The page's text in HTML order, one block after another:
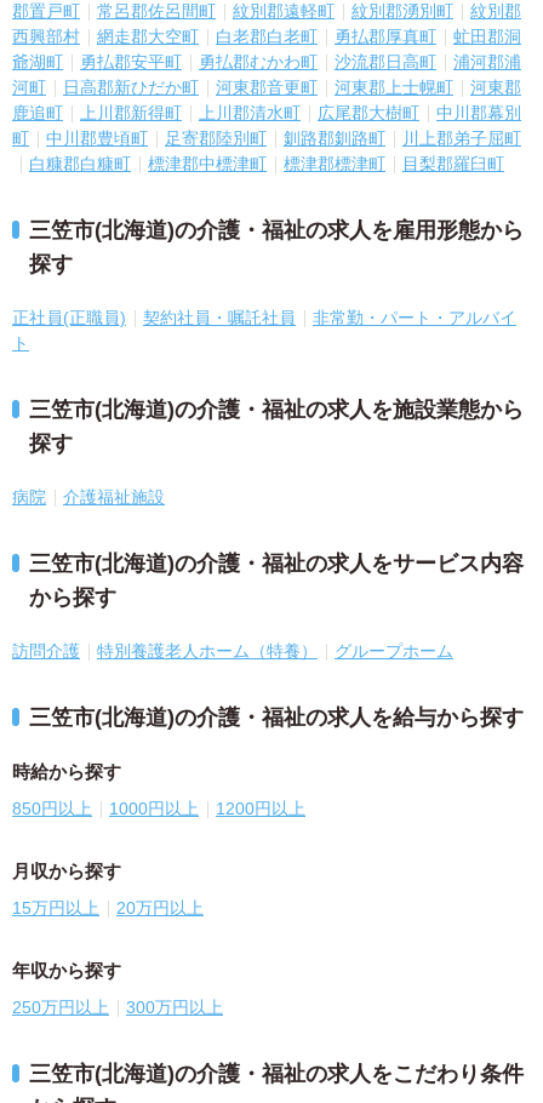
郡置戸町
常呂郡佐呂間町 紋別郡遠軽町 紋別郡湧別町
紋別郡
西興部村
網走郡大空町 白老郡白老町 勇払郡厚真町
虻田郡洞
爺湖町
勇払郡安平町 勇払郡むかわ町 沙流郡日高町
浦河郡浦
河町
日高郡新ひだか町 河東郡音更町 河東郡上士幌町
河東郡
鹿追町
上川郡新得町 上川郡清水町 広尾郡大樹町
中川郡幕別
町
中川郡豊頃町 足寄郡陸別町 釧路郡釧路町
川上郡弟子屈町
白糠郡白糠町
標津郡中標津町 標津郡標津町 目梨郡羅臼町
三笠市(北海道)の介護・福祉の求人を雇用形態から
探す
正社員(正職員) 契約社員・嘱託社員
非常勤・パート・アルバイ
ト
三笠市(北海道)の介護・福祉の求人を施設業態から
探す
病院 介護福祉施設
三笠市(北海道)の介護・福祉の求人をサービス内容
から探す
訪問介護 特別養護老人ホーム（特養） グループホーム
三笠市(北海道)の介護・福祉の求人を給与から探す
時給から探す
850円以上 1000円以上 1200円以上
月収から探す
15万円以上 20万円以上
年収から探す
250万円以上 300万円以上
三笠市(北海道)の介護・福祉の求人をこだわり条件